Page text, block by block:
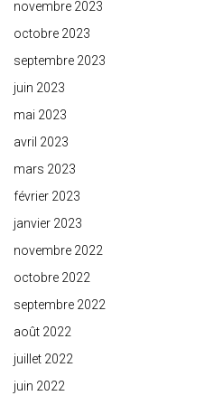
novembre 2023
octobre 2023
septembre 2023
juin 2023
mai 2023
avril 2023
mars 2023
février 2023
janvier 2023
novembre 2022
octobre 2022
septembre 2022
août 2022
juillet 2022
juin 2022